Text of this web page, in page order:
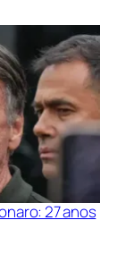
27 anos